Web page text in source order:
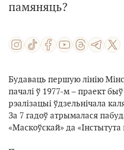
памяняць?
Будаваць першую лінію
пачалі ў 1977-м – праект
рэалізацыі ўдзельнічала
За 7 гадоў атрымалася
«Маскоўскай» да «Інстытута